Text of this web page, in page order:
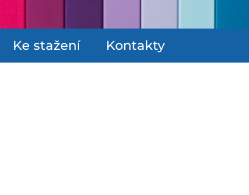
Ke stažení Kontakty